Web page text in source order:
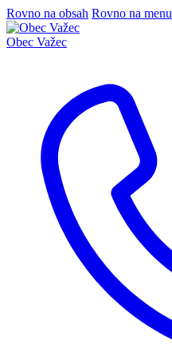
Rovno na obsah Rovno na menu
Obec Važec